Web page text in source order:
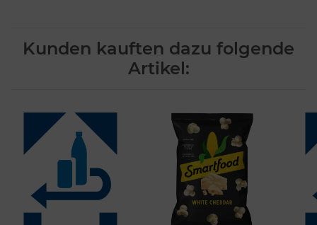
Kunden kauften dazu folgende
Artikel: